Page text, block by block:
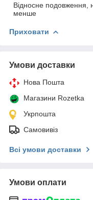
Відносне подовження,
менше
Приховати
Умови доставки
Нова Пошта
Магазини Rozetka
Укрпошта
Самовивіз
Всі умови доставки
Умови оплати